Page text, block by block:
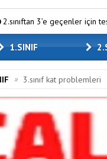
geçenler için test
1.SINIF
» 3.sınıf kat problemleri